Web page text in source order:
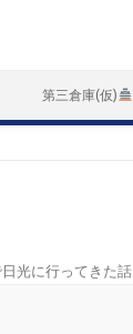
第三倉庫(仮)
光に行ってきた話